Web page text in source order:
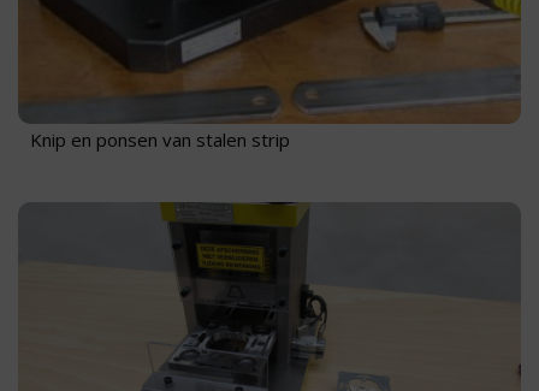
Knip en ponsen van stalen strip